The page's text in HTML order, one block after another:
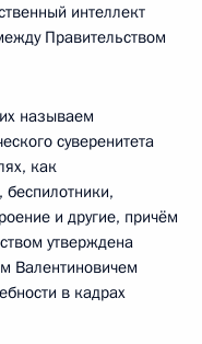
интеллект
Правительством
называем
суверенитета
как
беспилотники,
и другие, причём
утверждена
Валентиновичем
в кадрах